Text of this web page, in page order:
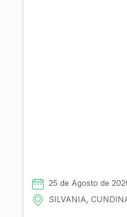
Con la participacion de:
Comunidad
25 de Agosto de
SILVANIA,